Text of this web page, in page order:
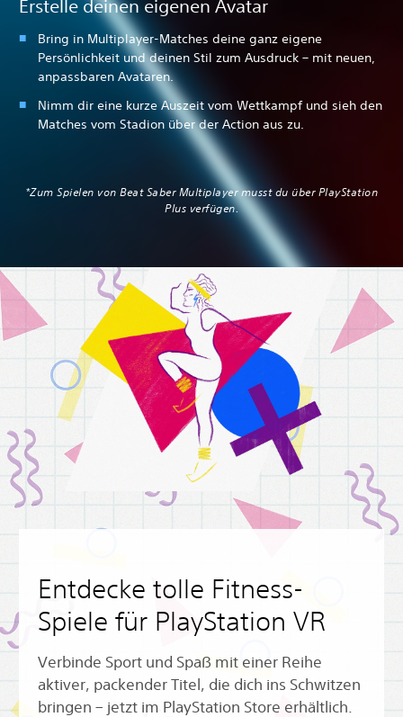
Erstelle deinen eigenen Avatar
Bring in Multiplayer-Matches deine ganz eigene
Persönlichkeit und deinen Stil zum Ausdruck – mit neuen,
anpassbaren Avataren.
Nimm dir eine kurze Auszeit vom Wettkampf und sieh den
Matches vom Stadion über der Action aus zu.
*Zum Spielen von Beat Saber Multiplayer musst du über PlayStation
Plus verfügen.
Entdecke tolle Fitness-
Spiele für PlayStation VR
Verbinde Sport und Spaß mit einer Reihe
aktiver, packender Titel, die dich ins Schwitzen
bringen – jetzt im PlayStation Store erhältlich.